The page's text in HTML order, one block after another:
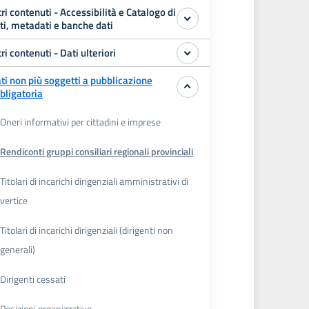
contenuti - Accessibilità e Catalogo di
metadati e banche dati
contenuti - Dati ulteriori
non più soggetti a pubblicazione
Oneri informativi per cittadini e imprese
Rendiconti gruppi consiliari regionali provinciali
Titolari di incarichi dirigenziali amministrativi di
vertice
Titolari di incarichi dirigenziali (dirigenti non
generali)
Dirigenti cessati